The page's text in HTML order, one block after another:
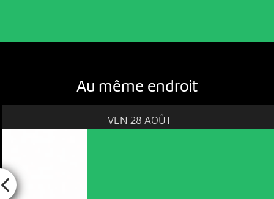
Au même endroit
VEN 28 AOÛT